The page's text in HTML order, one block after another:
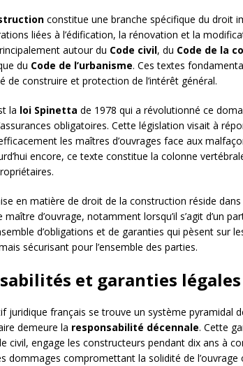
constitue une branche spécifique du droit
liées à l’édification, la rénovation et la
autour du Code civil, du Code de la
du Code de l’urbanisme. Ces textes
de construire et protection de l’intérêt général.
la loi Spinetta de 1978 qui a révolutionné ce
obligatoires. Cette législation visait à
les maîtres d’ouvrages face aux
encore, ce texte constitue la colonne
en matière de droit de la construction réside
d’ouvrage, notamment lorsqu’il s’agit d’un
d’obligations et de garanties qui pèsent sur
sécurisant pour l’ensemble des parties.
et garanties légales
juridique français se trouve un système pyramidal
demeure la responsabilité décennale. Cette
civil, engage les constructeurs pendant dix ans à
dommages compromettant la solidité de